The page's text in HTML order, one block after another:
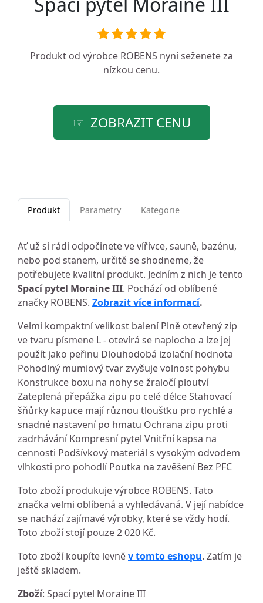
Produkt od výrobce ROBENS nyní seženete za
nízkou cenu.
ZOBRAZIT CENU
Produkt Parametry Kategorie
Ať už si rádi odpočinete ve vířivce, sauně, bazénu,
nebo pod stanem, určitě se shodneme, že
potřebujete kvalitní produkt. Jedním z nich je tento
Spací pytel Moraine III. Pochází od oblíbené
značky ROBENS. Zobrazit více informací.
Velmi kompaktní velikost balení Plně otevřený zip
ve tvaru písmene L - otevírá se naplocho a lze jej
použít jako peřinu Dlouhodobá izolační hodnota
Pohodlný mumiový tvar zvyšuje volnost pohybu
Konstrukce boxu na nohy se žraločí ploutví
Zateplená přepážka zipu po celé délce Stahovací
šňůrky kapuce mají různou tloušťku pro rychlé a
snadné nastavení po hmatu Ochrana zipu proti
zadrhávání Kompresní pytel Vnitřní kapsa na
cennosti Podšívkový materiál s vysokým odvodem
vlhkosti pro pohodlí Poutka na zavěšení Bez PFC
Toto zboží produkuje výrobce ROBENS. Tato
značka velmi oblíbená a vyhledávaná. V její nabídce
se nachází zajímavé výrobky, které se vždy hodí.
Toto zboží stojí pouze 2 020 Kč.
Toto zboží koupíte levněv tomto eshopu. Zatím je
ještě skladem.
Zboží: Spací pytel Moraine III